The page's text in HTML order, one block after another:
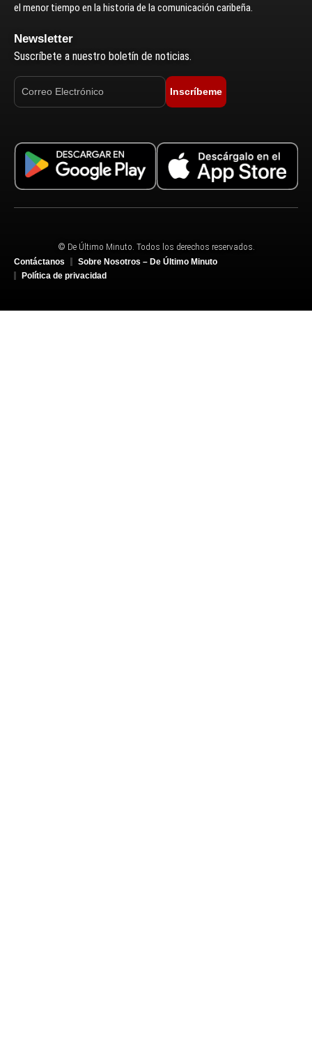
el menor tiempo en la historia de la comunicación caribeña.
Newsletter
Suscríbete a nuestro boletín de noticias.
Inscríbeme
© De Último Minuto. Todos los derechos reservados.
Contáctanos
Sobre Nosotros – De Último Minuto
Política de privacidad